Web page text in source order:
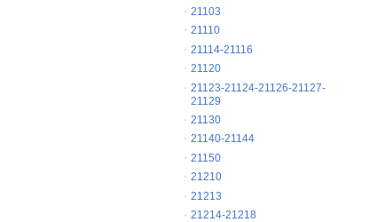
21103
21110
21114-21116
21120
21123-21124-21126-21127-
21129
21130
21140-21144
21150
21210
21213
21214-21218